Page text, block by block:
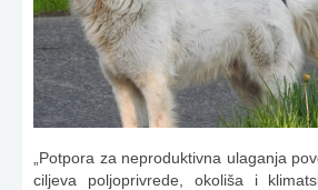
„Potpora za neproduktivna ulaganja
ciljeva poljoprivrede, okoliša i